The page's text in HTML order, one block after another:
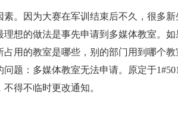
。因为大赛在军训结束后不久，很多
想的做法是事先申请到多媒体教室。如
用的教室是哪些，别的部门用到哪个
题：多媒体教室无法申请。原定于
得不临时更改通知。